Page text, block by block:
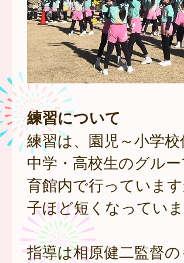
練習について
練習は、園児～小学
中学・高校生のグル
育館内で行っていま
子ほど短くなっていま
指導は相原健二監督